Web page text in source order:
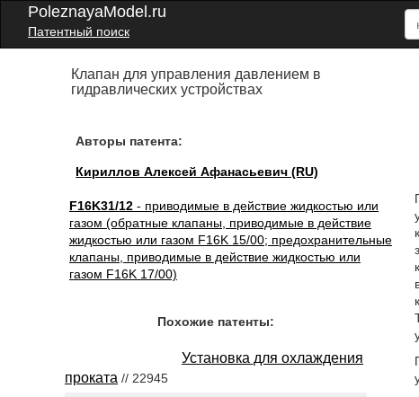
PoleznayaModel.ru
Патентный поиск
Клапан для управления давлением в
гидравлических устройствах
Авторы патента:
Кириллов Алексей Афанасьевич (RU)
F16K31/12 - приводимые в действие жидкостью или
газом (обратные клапаны, приводимые в действие
жидкостью или газом F16K 15/00; предохранительные
клапаны, приводимые в действие жидкостью или
газом F16K 17/00)
Похожие патенты:
Установка для охлаждения
проката // 22945